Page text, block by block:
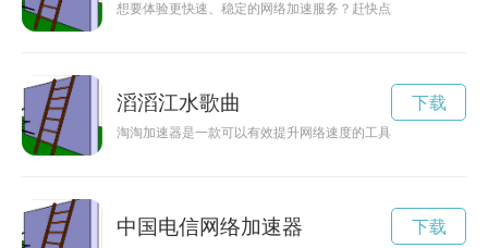
想要体验更快速、稳定的网络加速服务？赶快点击飞鲨云加速
滔滔江水歌曲
淘淘加速器是一款可以有效提升网络速度的工具，通过优化网
下载
中国电信网络加速器 下载